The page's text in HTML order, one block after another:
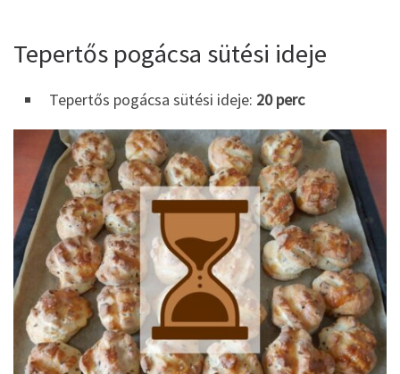
Tepertős pogácsa sütési ideje
Tepertős pogácsa sütési ideje: 20 perc